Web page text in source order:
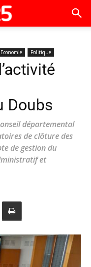
Economie Politique
Doubs
départemental
de clôture des
de gestion du
et